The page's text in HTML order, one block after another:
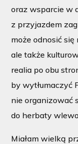
oraz wsparcie w
z przyjazdem
może odnosić
ale także
realia po obu
by wytłumaczyć
nie organizować
do herbaty
Miałam wielką